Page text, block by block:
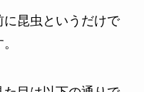
昆虫というだけで